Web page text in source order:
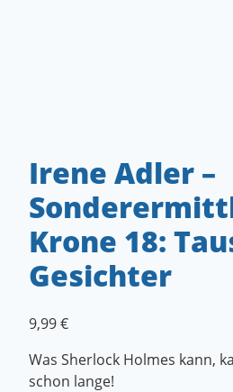
Irene Adler –
Krone 18:
Gesichter
9,99€
Was Sherlock Holmes kann,
schon lange!